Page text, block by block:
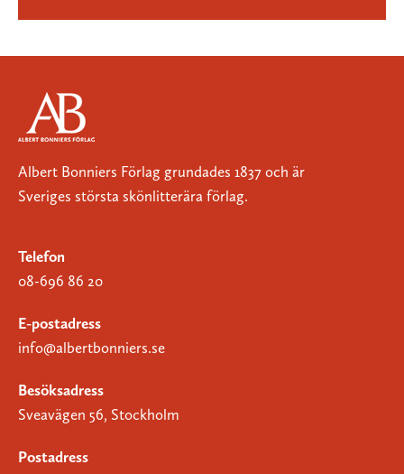
Albert Bonniers Förlag grundades 1837 och är
Sveriges största skönlitterära förlag.
Telefon
08-696 86 20
E-postadress
info@albertbonniers.se
Besöksadress
Sveavägen 56, Stockholm
Postadress